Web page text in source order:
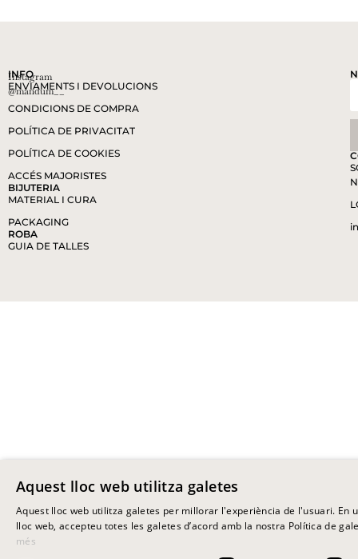
Instagram
@mandum__
INFO
ENVIAMENTS I DEVOLUCIONS
CONDICIONS DE COMPRA
POLÍTICA DE PRIVACITAT
POLÍTICA DE COOKIES
ACCÉS MAJORISTES
BIJUTERIA
MATERIAL I CURA
PACKAGING
ROBA
GUIA DE TALLES
Aquest lloc web utilitza galetes
Aquest lloc web utilitza galetes per millorar l'experiència de l'usuari. En
lloc web, accepteu totes les galetes d’acord amb la nostra Política de
més